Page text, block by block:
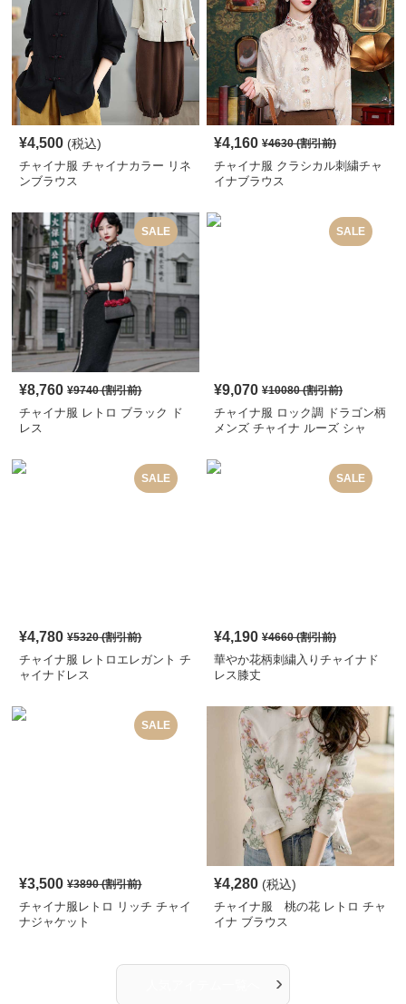
¥4,500 (税込)
チャイナ服 チャイナカラー リネ
ンブラウス
¥4,160 ¥4630(割引前)
チャイナ服 クラシカル刺繍チャ
イナブラウス
SALE
¥8,760 ¥9740(割引前)
チャイナ服 レトロ ブラック ド
レス
SALE
¥9,070 ¥10080(割引前)
チャイナ服 ロック調 ドラゴン柄
メンズ チャイナ ルーズ シャ
SALE
¥4,780 ¥5320(割引前)
チャイナ服 レトロエレガント チ
ャイナドレス
SALE
¥4,190 ¥4660(割引前)
華やか花柄刺繍入りチャイナド
レス膝丈
SALE
¥3,500 ¥3890(割引前)
チャイナ服レトロ リッチ チャイ
ナジャケット
¥4,280 (税込)
チャイナ服 桃の花 レトロ チャ
イナ ブラウス
›